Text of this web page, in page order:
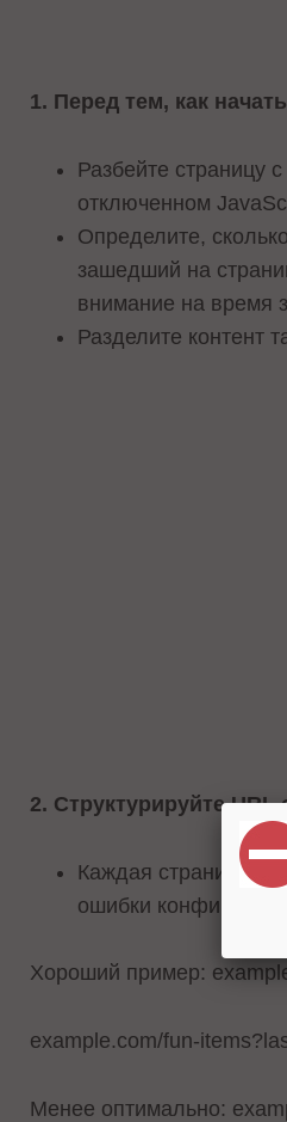
1. Перед тем, как
Разбейте страницу
отключенном
Определите,
зашедший на
внимание на время
Разделите контент
2. Структурируйте URL
Каждая страница
ошибки конфигурации
Хороший пример:
example.com/fun-
Менее оптимально: